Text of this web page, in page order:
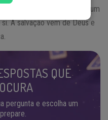
a Deus como um
A salvação vem de Deus e
QUE
pergunta e escolha um